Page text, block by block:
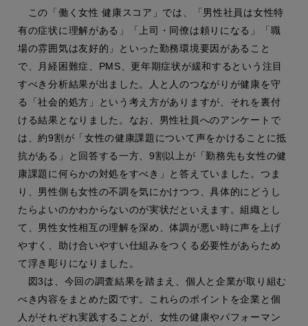
この「働く女性 健康スコア」では、「男性社員は女性特
有の症状に理解がある」「上司・同僚は頼りになる」「職
場の雰囲気は友好的」といった勤務環境要因があること
で、月経困難症、PMS、更年期症状が緩和するという注目
すべき分析結果が出ました。人と人のつながりが健康を守
る「社会的処方」という考え方がありますが、それを裏付
ける結果となりました。なお、男性社員へのアンケートで
は、約9割が「女性の健康課題について声をかけることに抵
抗がある」と回答する一方、9割以上が「勤務先も女性の健
康課題に何らかの対処をすべき」と答えていました。つま
り、男性側も女性の不調を気にかけつつ、具体的にどうし
たらよいのかわからないのが実状だといえます。組織とし
て、男性女性相互の理解を深め、体調が悪い時に声を上げ
やすく、助け合いやすい仕組みをつくる必要性があらため
て浮き彫りになりました。
図3は、今回の調査結果を踏まえ、個人と企業が取り組む
べき内容をまとめた図です。これらのポイントを企業と個
人がそれぞれ実践することが、女性の健康やパフォーマン